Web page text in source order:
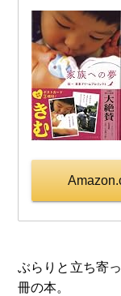
ぶらりと立ち寄
冊の本。